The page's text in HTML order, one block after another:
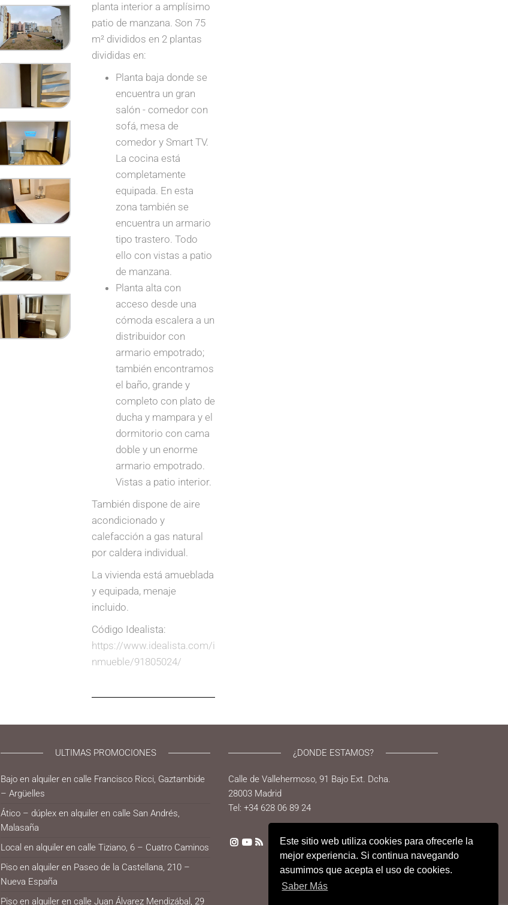
Este sitio web utiliza cookies para ofrecerle la
mejor experiencia. Si continua navegando
asumimos que acepta el uso de cookies.
Saber Más
planta interior a amplísimo
patio de manzana. Son 75
m² divididos en 2 plantas
divididas en:
Planta baja donde se
encuentra un gran
salón - comedor con
sofá, mesa de
comedor y Smart TV.
La cocina está
completamente
equipada. En esta
zona también se
encuentra un armario
tipo trastero. Todo
ello con vistas a patio
de manzana.
Planta alta con
acceso desde una
cómoda escalera a un
distribuidor con
armario empotrado;
también encontramos
el baño, grande y
completo con plato de
ducha y mampara y el
dormitorio con cama
doble y un enorme
armario empotrado.
Vistas a patio interior.
También dispone de aire
acondicionado y
calefacción a gas natural
por caldera individual.
La vivienda está amueblada
y equipada, menaje
incluido.
Código Idealista:
https://www.idealista.com/i
nmueble/91805024/
ULTIMAS PROMOCIONES
Bajo en alquiler en calle Francisco Ricci, Gaztambide
– Argüelles
Ático – dúplex en alquiler en calle San Andrés,
Malasaña
Local en alquiler en calle Tiziano, 6 – Cuatro Caminos
Piso en alquiler en Paseo de la Castellana, 210 –
Nueva España
Piso en alquiler en calle Juan Álvarez Mendizábal, 29
¿DONDE ESTAMOS?
Calle de Vallehermoso, 91 Bajo Ext. Dcha.
28003 Madrid
Tel: +34 628 06 89 24